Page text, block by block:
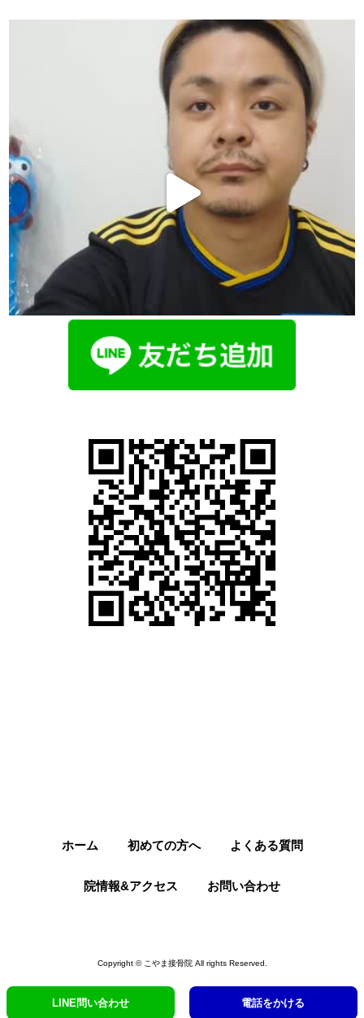
ホーム 初めての方へ よくある質問
院情報&アクセス お問い合わせ
Copyright © こやま接骨院 All rights Reserved.
LINE問い合わせ 電話をかける